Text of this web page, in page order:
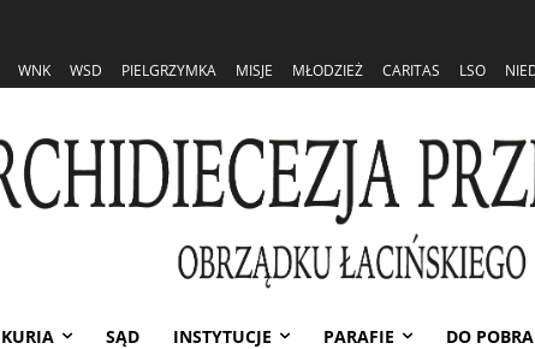
WNK WSD PIELGRZYMKA MISJE MŁODZIEŻ CARITAS LSO
KURIA SĄD INSTYTUCJE PARAFIE DO